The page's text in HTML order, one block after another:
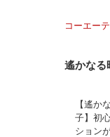
コーエー
遙かなる
【遙か
子】初
ション